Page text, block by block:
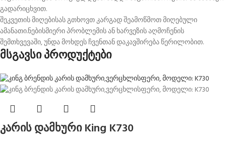
გადარიცხვით.
შეკვეთის მიღებისას გთხოვთ კარგად შეამოწმოთ მიღებული
ამანათი.ნებისმიერი პრობლემის ან ხარვეზის აღმოჩენის
შემთხვევაში, უნდა მოხდეს ჩვენთან დაკავშირება წერილობით.
მსგავსი პროდუქტები
კარის დამხური King K730